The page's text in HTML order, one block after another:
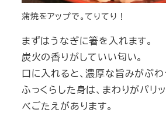
蒲焼をアップで。てりてり！
まずはうなぎに箸を入れます。
炭火の香りがしていい匂い。
口に入れると、濃厚な旨みがぶわ
ふっくらした身は、まわりがパリ
べごたえがあります。